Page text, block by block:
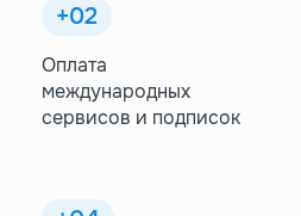
+02
Оплата
международных
сервисов и подписок